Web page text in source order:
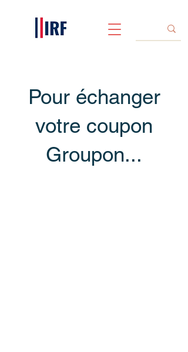
Pour échanger
votre coupon
Groupon...